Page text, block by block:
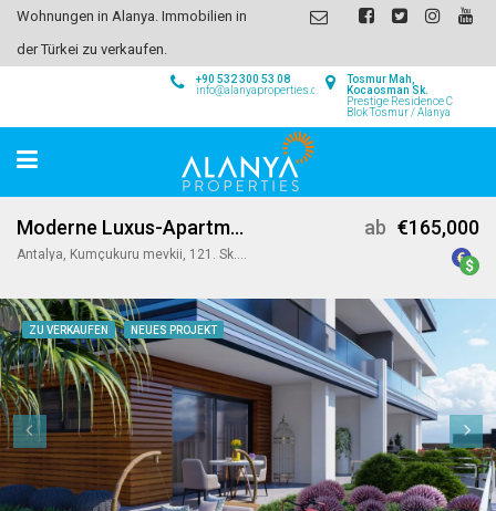
Wohnungen in Alanya. Immobilien in
der Türkei zu verkaufen.
Tosmur Mah,
Kocaosman Sk.
Prestige Residence C
Blok Tosmur / Alanya
+90 532 300 53 08
info@alanyaproperties.com
Moderne Luxus-Apartments nur 1 km vom Strand entfernt in Kargicak Alanya
Antalya, Kumçukuru mevkii, 121. Sk. no 10, 07400 Alanya/Antalya, Turkey
ab €165,000
ZU VERKAUFEN NEUES PROJEKT